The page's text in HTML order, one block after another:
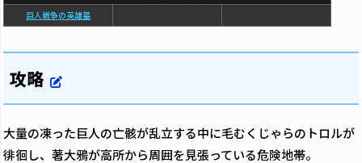
巨人戦争の英雄墓
攻略
大量の凍った巨人の亡骸が乱立する中に毛むくじゃらのトロルが
徘徊し、著大鴉が高所から周囲を見張っている危険地帯。